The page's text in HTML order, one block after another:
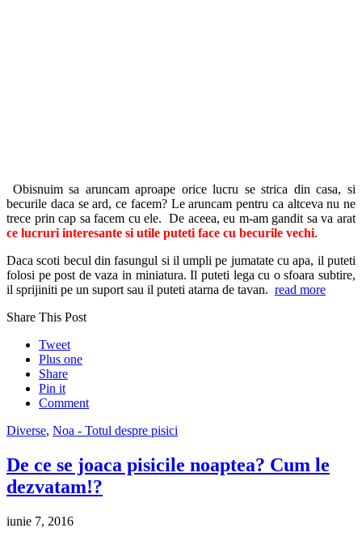
Obisnuim sa aruncam aproape orice lucru se strica din casa, si
becurile daca se ard, ce facem? Le aruncam pentru ca altceva nu ne
trece prin cap sa facem cu ele. De aceea, eu m-am gandit sa va arat
ce lucruri interesante si utile puteti face cu becurile vechi.
Daca scoti becul din fasungul si il umpli pe jumatate cu apa, il puteti
folosi pe post de vaza in miniatura. Il puteti lega cu o sfoara subtire,
il sprijiniti pe un suport sau il puteti atarna de tavan. read more
Share This Post
Tweet
Plus one
Share
Pin it
Comment
Diverse, Noa - Totul despre pisici
De ce se joaca pisicile noaptea? Cum le
dezvatam!?
iunie 7, 2016